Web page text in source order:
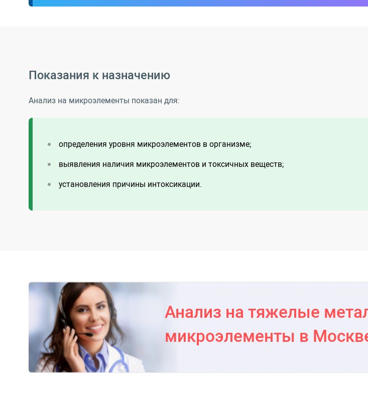
Показания к назначению
Анализ на микроэлементы показан для:
определения уровня микроэлементов в организме;
выявления наличия микроэлементов и токсичных веществ;
установления причины интоксикации.
Анализ на тяжелые
микроэлементы в